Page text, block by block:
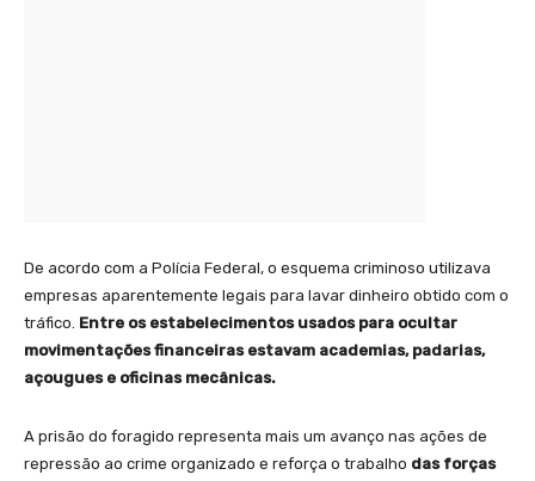
De acordo com a Polícia Federal, o esquema criminoso utilizava
empresas aparentemente legais para lavar dinheiro obtido com o
tráfico. Entre os estabelecimentos usados para ocultar
movimentações financeiras estavam academias, padarias,
açougues e oficinas mecânicas.
A prisão do foragido representa mais um avanço nas ações de
repressão ao crime organizado e reforça o trabalho das forças